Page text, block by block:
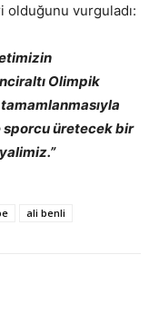
vurguladı:
Olimpik
sporcu üretecek bir
ali benli